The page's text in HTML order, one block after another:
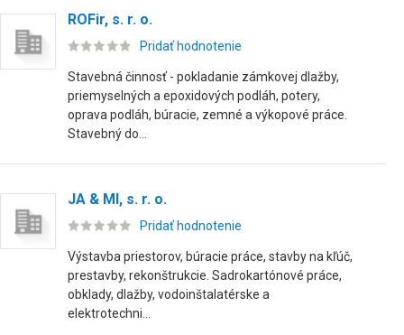
ROFir, s. r. o.
Pridať hodnotenie
Stavebná činnosť - pokladanie zámkovej dlažby,
priemyselných a epoxidových podláh, potery,
oprava podláh, búracie, zemné a výkopové práce.
Stavebný do...
JA & MI, s. r. o.
Pridať hodnotenie
Výstavba priestorov, búracie práce, stavby na kľúč,
prestavby, rekonštrukcie. Sadrokartónové práce,
obklady, dlažby, vodoinštalatérske a
elektrotechni...